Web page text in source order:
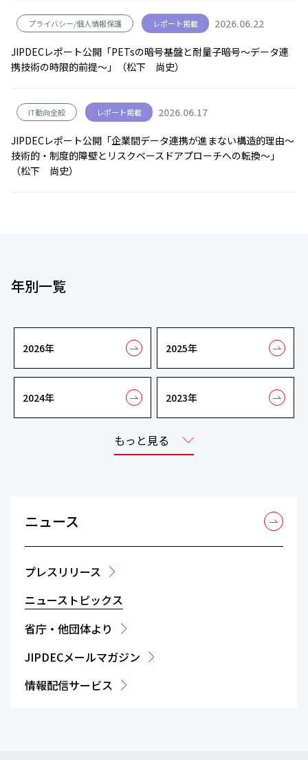
プライバシー/個人情報保護 レポート掲載 2026.06.22
JIPDECレポート公開「PETsの暗号基盤と耐量子暗号～データ連
携技術の時限的前提～」（松下 尚史）
IT動向全般 レポート掲載 2026.06.17
JIPDECレポート公開「企業間データ連携が進まない構造的理由～
技術的・制度的障壁とリスクベースドアプローチへの転換～」
（松下 尚史）
年別一覧
2026年 2025年
2024年 2023年
もっと見る
ニュース
プレスリリース
ニューストピックス
省庁・他団体より
JIPDECメールマガジン
情報配信サービス